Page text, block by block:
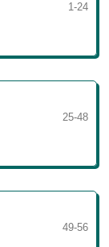
1-24
25-48
49-56